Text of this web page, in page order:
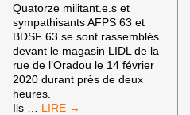
Quatorze militant.e.s et
sympathisants AFPS 63 et
BDSF 63 se sont rassemblés
devant le magasin LIDL de la
rue de l’Oradou le 14 février
2020 durant près de deux
heures.
Ils
BOYCOTT